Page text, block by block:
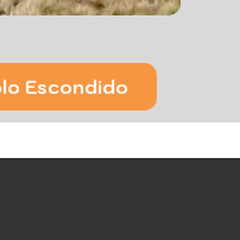
Escondido